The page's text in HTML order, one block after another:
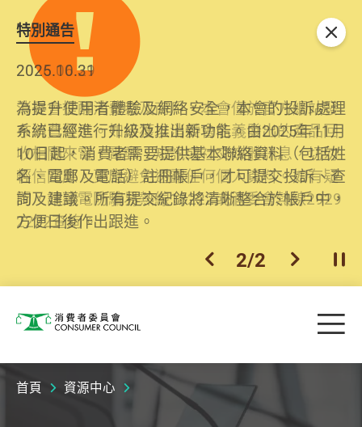
特別通告
2026.06.29
消委會提醒消費者及商戶，本會僅於官方網站發
布消費警示。如接獲以消委會名義發出的產品回
收相關來電、電郵、短訊或社交媒體訊息，切勿
輕信回應，更應避免透露任何個人資料。如有疑
問，請致電防騙易熱線18222或消委會熱線2929
2222查詢。
2025.10.31
為提升使用者體驗及網絡安全，本會的投訴處理
系統已經進行升級及推出新功能。由2025年11月
10日起，消費者需要提供基本聯絡資料（包括姓
名、電郵及電話）註冊帳戶，才可提交投訴、查
詢及建議。所有提交紀錄將清晰整合於帳戶中，
方便日後作出跟進。
上一個
2/2 下一個開
關閉
消費者委員會 目
首頁 資源中心